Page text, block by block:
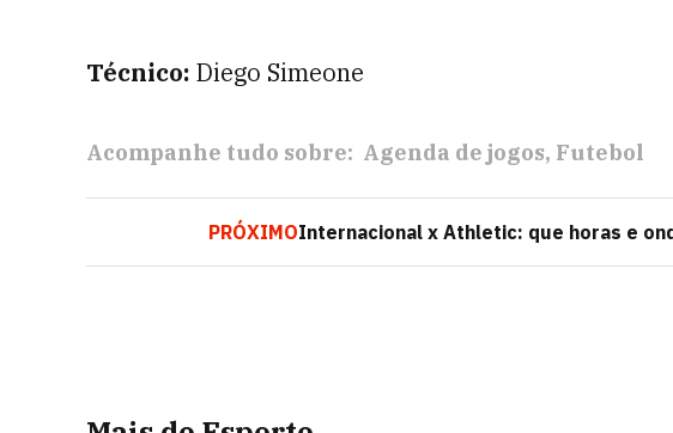
Técnico: Diego Simeone
Acompanhe tudo sobre: Agenda de jogos Futebol
PRÓXIMOInternacional x Athletic: que horas e